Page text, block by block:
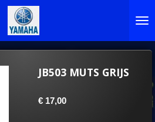
JB503 MUTS GRIJS
€ 17,00